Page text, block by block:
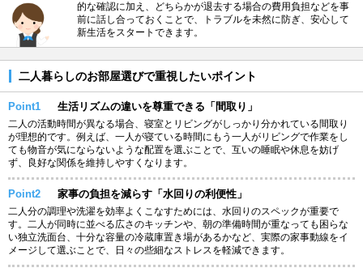
的な確認に加え、どちらかが退去する場合の費用負担などを事
前に話し合っておくことで、トラブルを未然に防ぎ、安心して
新生活をスタートできます。
二人暮らしのお部屋選びで重視したいポイント
Point1 生活リズムの違いを尊重できる「間取り」
二人の活動時間が異なる場合、寝室とリビングがしっかり分かれている間取り
が理想的です。例えば、一人が寝ている時間にもう一人がリビングで作業をし
ても物音が気にならないような配置を選ぶことで、互いの睡眠や休息を妨げ
ず、良好な関係を維持しやすくなります。
Point2 家事の負担を減らす「水回りの利便性」
二人分の調理や洗濯を効率よくこなすためには、水回りのスペックが重要で
す。二人が同時に並べる広さのキッチンや、朝の準備時間が重なっても困らな
い独立洗面台、十分な容量の冷蔵庫置き場があるかなど、実際の家事動線をイ
メージして選ぶことで、日々の些細なストレスを軽減できます。